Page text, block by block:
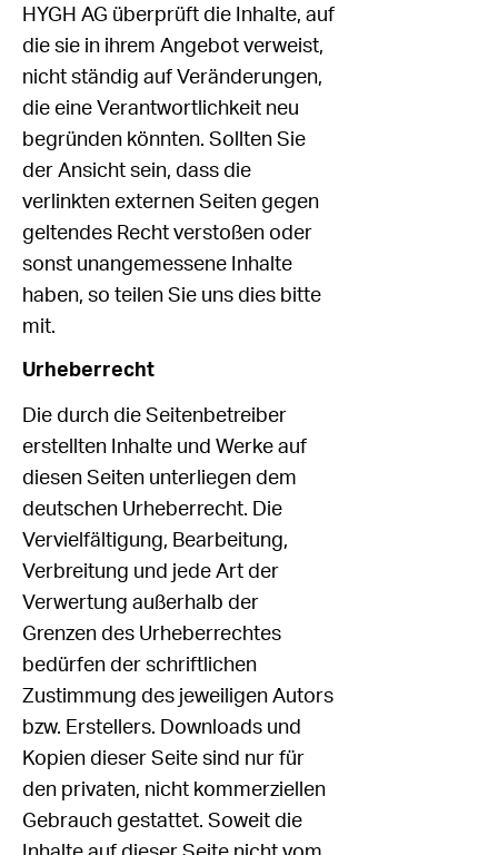
HYGH AG überprüft die Inhalte, auf
die sie in ihrem Angebot verweist,
nicht ständig auf Veränderungen,
die eine Verantwortlichkeit neu
begründen könnten. Sollten Sie
der Ansicht sein, dass die
verlinkten externen Seiten gegen
geltendes Recht verstoßen oder
sonst unangemessene Inhalte
haben, so teilen Sie uns dies bitte
mit.
Urheberrecht
Die durch die Seitenbetreiber
erstellten Inhalte und Werke auf
diesen Seiten unterliegen dem
deutschen Urheberrecht. Die
Vervielfältigung, Bearbeitung,
Verbreitung und jede Art der
Verwertung außerhalb der
Grenzen des Urheberrechtes
bedürfen der schriftlichen
Zustimmung des jeweiligen Autors
bzw. Erstellers. Downloads und
Kopien dieser Seite sind nur für
den privaten, nicht kommerziellen
Gebrauch gestattet. Soweit die